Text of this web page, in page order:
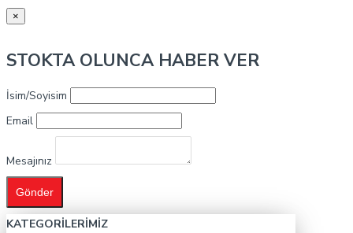
×
STOKTA OLUNCA HABER VER
İsim/Soyisim
Email
Mesajınız
Gönder
KATEGORILERIMIZ